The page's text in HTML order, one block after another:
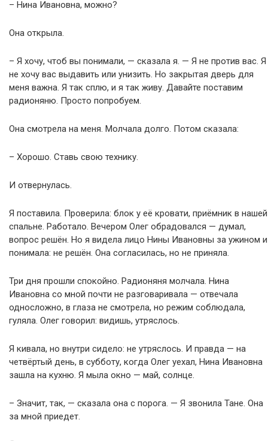
– Нина Ивановна, можно?
Она открыла.
– Я хочу, чтоб вы понимали, — сказала я. — Я не против вас. Я
не хочу вас выдавить или унизить. Но закрытая дверь для
меня важна. Я так сплю, и я так живу. Давайте поставим
радионяню. Просто попробуем.
Она смотрела на меня. Молчала долго. Потом сказала:
– Хорошо. Ставь свою технику.
И отвернулась.
Я поставила. Проверила: блок у её кровати, приёмник в нашей
спальне. Работало. Вечером Олег обрадовался — думал,
вопрос решён. Но я видела лицо Нины Ивановны за ужином и
понимала: не решён. Она согласилась, но не приняла.
Три дня прошли спокойно. Радионяня молчала. Нина
Ивановна со мной почти не разговаривала — отвечала
односложно, в глаза не смотрела, но режим соблюдала,
гуляла. Олег говорил: видишь, утряслось.
Я кивала, но внутри сидело: не утряслось. И правда — на
четвёртый день, в субботу, когда Олег уехал, Нина Ивановна
зашла на кухню. Я мыла окно — май, солнце.
– Значит, так, — сказала она с порога. — Я звонила Тане. Она
за мной приедет.